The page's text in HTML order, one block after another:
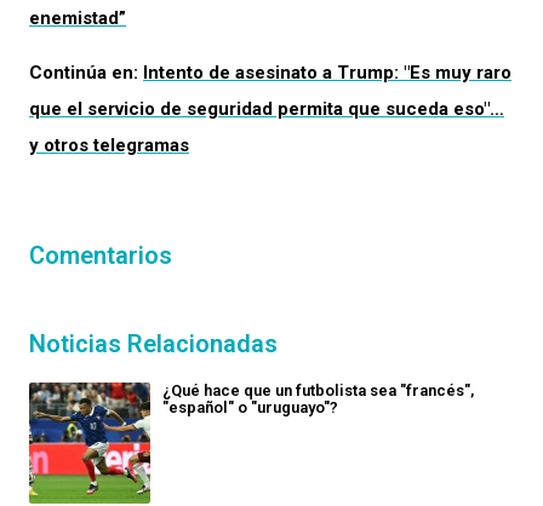
enemistad”
Continúa en: Intento de asesinato a Trump: "Es muy raro
que el servicio de seguridad permita que suceda eso"…
y otros telegramas
Comentarios
Noticias Relacionadas
¿Qué hace que un futbolista sea "francés",
"español" o "uruguayo"?